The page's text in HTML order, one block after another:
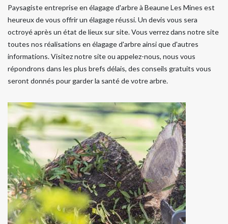
Paysagiste entreprise en élagage d'arbre à Beaune Les Mines est
heureux de vous offrir un élagage réussi. Un devis vous sera
octroyé après un état de lieux sur site. Vous verrez dans notre site
toutes nos réalisations en élagage d'arbre ainsi que d'autres
informations. Visitez notre site ou appelez-nous, nous vous
répondrons dans les plus brefs délais, des conseils gratuits vous
seront donnés pour garder la santé de votre arbre.